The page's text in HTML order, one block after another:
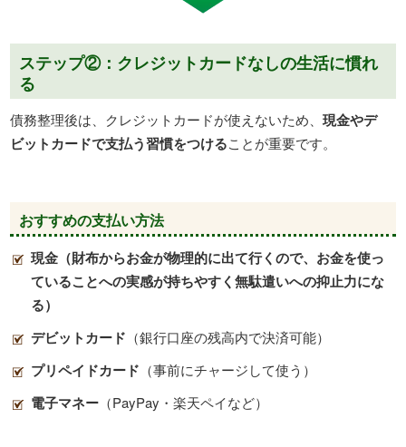
ステップ②：クレジットカードなしの生活に慣れ
る
債務整理後は、クレジットカードが使えないため、現金やデ
ビットカードで支払う習慣をつけることが重要です。
おすすめの支払い方法
現金（財布からお金が物理的に出て行くので、お金を使っ
ていることへの実感が持ちやすく無駄遣いへの抑止力にな
る）
デビットカード （銀行口座の残高内で決済可能）
プリペイドカード （事前にチャージして使う）
電子マネー（PayPay・楽天ペイなど）